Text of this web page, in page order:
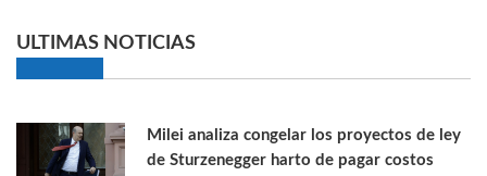
ULTIMAS NOTICIAS
Milei analiza congelar los proyectos de ley
de Sturzenegger harto de pagar costos